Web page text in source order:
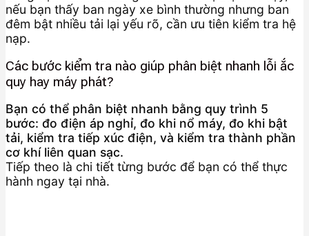
nếu bạn thấy ban ngày xe bình thường nhưng ban
đêm bật nhiều tải lại yếu rõ, cần ưu tiên kiểm tra hệ
nạp.
Các bước kiểm tra nào giúp phân biệt nhanh lỗi ắc
quy hay máy phát?
Bạn có thể phân biệt nhanh bằng quy trình 5
bước: đo điện áp nghỉ, đo khi nổ máy, đo khi bật
tải, kiểm tra tiếp xúc điện, và kiểm tra thành phần
cơ khí liên quan sạc.
Tiếp theo là chi tiết từng bước để bạn có thể thực
hành ngay tại nhà.